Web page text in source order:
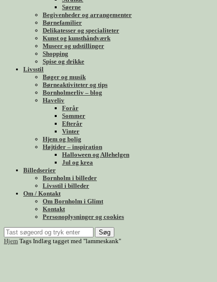
Søerne
Begivenheder og arrangementer
Børnefamilier
Delikatesser og specialiteter
Kunst og kunsthåndværk
Museer og udstillinger
Shopping
Spise og drikke
Livsstil
Bøger og musik
Børneaktiviteter og tips
Bornholmerliv – blog
Haveliv
Forår
Sommer
Efterår
Vinter
Hjem og bolig
Højtider – inspiration
Halloween og Allehelgen
Jul og krea
Billedserier
Bornholm i billeder
Livsstil i billeder
Om / Kontakt
Om Bornholm i Glimt
Kontakt
Personoplysninger og cookies
Søg
Hjem Tags Indlæg tagget med "lammeskank"